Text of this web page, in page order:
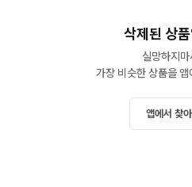
삭제된 상
실망하지마
가장 비슷한 상품을 앱
앱에서 찾아